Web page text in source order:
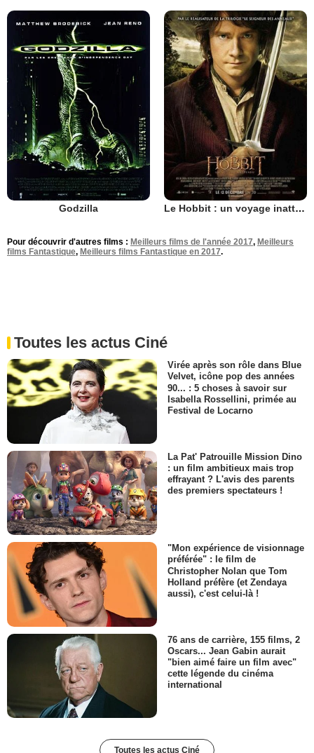
Godzilla Le Hobbit : un voyage inattendu
Pour découvrir d'autres films : Meilleurs films de l'année 2017, Meilleurs
films Fantastique, Meilleurs films Fantastique en 2017.
Toutes les actus Ciné
Virée après son rôle dans Blue
Velvet, icône pop des années
90... : 5 choses à savoir sur
Isabella Rossellini, primée au
Festival de Locarno
La Pat' Patrouille Mission Dino
: un film ambitieux mais trop
effrayant ? L'avis des parents
des premiers spectateurs !
"Mon expérience de visionnage
préférée" : le film de
Christopher Nolan que Tom
Holland préfère (et Zendaya
aussi), c'est celui-là !
76 ans de carrière, 155 films, 2
Oscars... Jean Gabin aurait
"bien aimé faire un film avec"
cette légende du cinéma
international
Toutes les actus Ciné